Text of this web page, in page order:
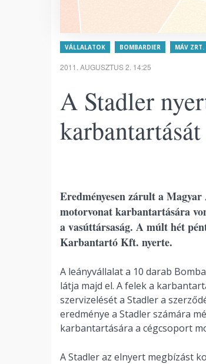
VÁLLALATOK BOMBARDIER MÁV ZRT.
2011. AUGUSZTUS 2. 14:25
A Stadler
Eredményesen zárult a
motorvonat karbantartására
a vasúttársaság. A múlt hét
Karbantartó Kft. nyerte.
A leányvállalat a 10 darab
látja majd el. A felek a
szervizelését a Stadler a
eredménye a Stadler számára
karbantartására a cégcsoport
A Stadler az elnyert megbízást